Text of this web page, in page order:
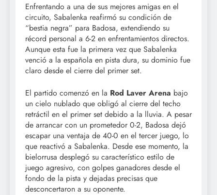
Enfrentando a una de sus mejores amigas en el
circuito, Sabalenka reafirmó su condición de
“bestia negra” para Badosa, extendiendo su
récord personal a 6-2 en enfrentamientos directos.
Aunque esta fue la primera vez que Sabalenka
venció a la española en pista dura, su dominio fue
claro desde el cierre del primer set.
El partido comenzó en la Rod Laver Arena bajo
un cielo nublado que obligó al cierre del techo
retráctil en el primer set debido a la lluvia. A pesar
de arrancar con un prometedor 0-2, Badosa dejó
escapar una ventaja de 40-0 en el tercer juego, lo
que reactivó a Sabalenka. Desde ese momento, la
bielorrusa desplegó su característico estilo de
juego agresivo, con golpes ganadores desde el
fondo de la pista y dejadas precisas que
desconcertaron a su oponente.